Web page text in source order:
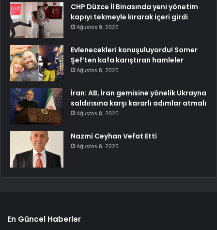
CHP Düzce İl Binasında yeni yönetim
kapıyı tekmeyle kırarak içeri girdi
Ağustos 9, 2026
Evlenecekleri konuşuluyordu! Somer
Şef’ten kafa karıştıran hamleler
Ağustos 8, 2026
İran: AB, İran gemisine yönelik Ukrayna
saldırısına karşı kararlı adımlar atmalı
Ağustos 8, 2026
Nazmi Ceyhan Vefat Etti
Ağustos 8, 2026
En Güncel Haberler